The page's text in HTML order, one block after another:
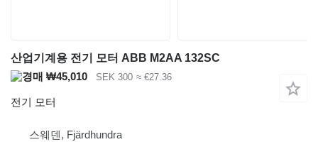
산업기계용 전기 모터 ABB M2AA 132SC
₩45,010
SEK 300 ≈ €27.36
전기 모터
스웨덴, Fjärdhundra